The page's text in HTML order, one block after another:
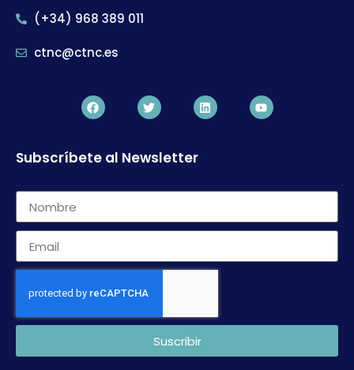
(+34) 968 389 011
ctnc@ctnc.es
Subscríbete al Newsletter
Suscribir